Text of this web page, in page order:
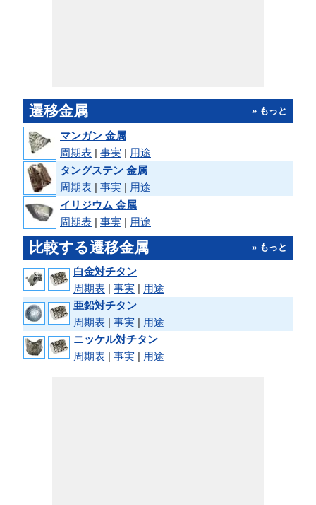
遷移金属 » もっと
マンガン 金属
周期表 | 事実 | 用途
タングステン 金属
周期表 | 事実 | 用途
イリジウム 金属
周期表 | 事実 | 用途
比較する遷移金属 » もっと
白金対チタン
周期表 | 事実 | 用途
亜鉛対チタン
周期表 | 事実 | 用途
ニッケル対チタン
周期表 | 事実 | 用途